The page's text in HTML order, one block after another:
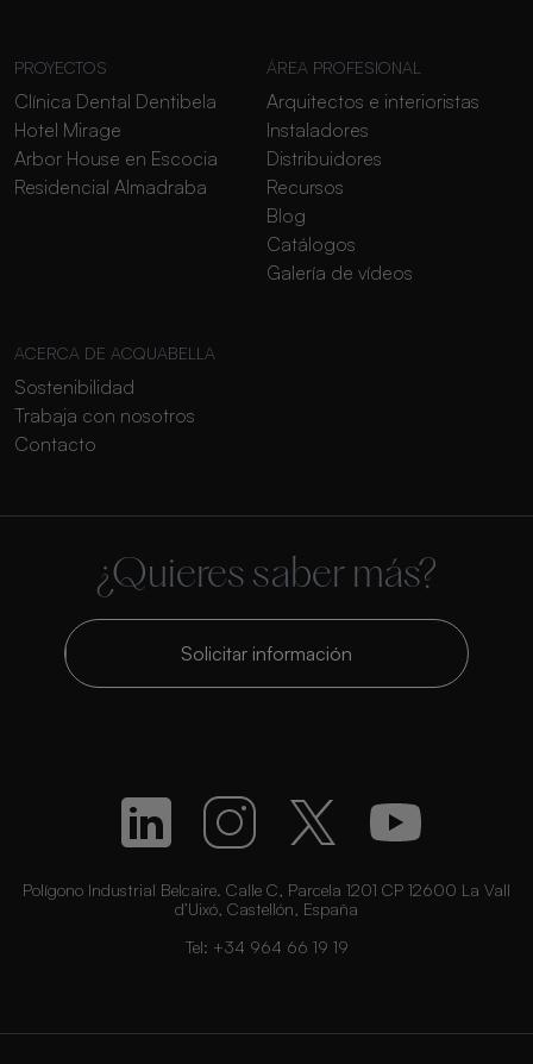
PROYECTOS
Clínica Dental Dentibela
Hotel Mirage
Arbor House en Escocia
Residencial Almadraba
ÁREA PROFESIONAL
Arquitectos e interioristas
Instaladores
Distribuidores
Recursos
Blog
Catálogos
Galería de vídeos
ACERCA DE ACQUABELLA
Sostenibilidad
Trabaja con nosotros
Contacto
¿Quieres saber más?
Solicitar información
Polígono Industrial Belcaire. Calle C, Parcela 1201 CP 12600 La Vall
d’Uixó, Castellón, España
Tel: +34 964 66 19 19